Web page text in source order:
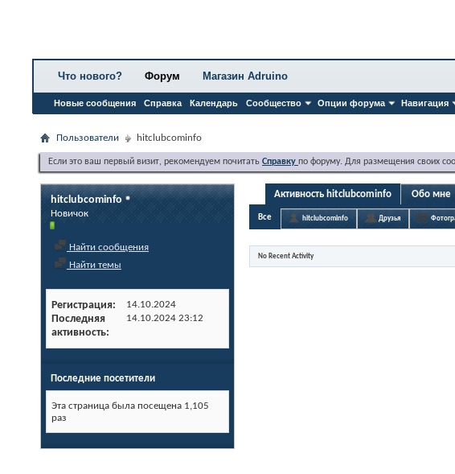
Что нового? Форум
Новые сообщения Справка Календарь Сообщество Опции форума Навигация
Магазин Adruino
Пользователи hitclubcominfo
Если это ваш первый визит, рекомендуем почитать Справку по форуму. Для размещения своих
hitclubcominfo
Новичок
Найти сообщения
Найти темы
Регистрация 14.10.2024
Последняя
активность
14.10.2024 23:12
Последние посетители
Эта страница была посещена 1,105
раз
Активность hitclubcominfo Обо мне
Все hitclubcominfo Друзья
No Recent Activity